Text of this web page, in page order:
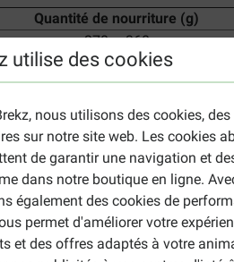
utilise des cookies
nous utilisons des cookies,
sur notre site web. Les cookies
de garantir une navigation et
dans notre boutique en ligne.
également des cookies de
permet d'améliorer votre
et des offres adaptés à votre
Quantité de nourriture (g)
270 – 360
320 – 400
360 – 450
400 – 550
450 – 750
490 – 800
550 – 950
620 – 1050
700 – 1150